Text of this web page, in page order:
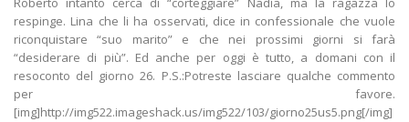
respinge. Lina che li ha osservati, dice in confessionale che vuole
riconquistare “suo marito” e che nei prossimi giorni si farà
“desiderare di più”. Ed anche per oggi è tutto, a domani con il
resoconto del giorno 26. P.S.:Potreste lasciare qualche commento
per favore.
[img]http://img522.imageshack.us/img522/103/giorno25us5.png[/img]